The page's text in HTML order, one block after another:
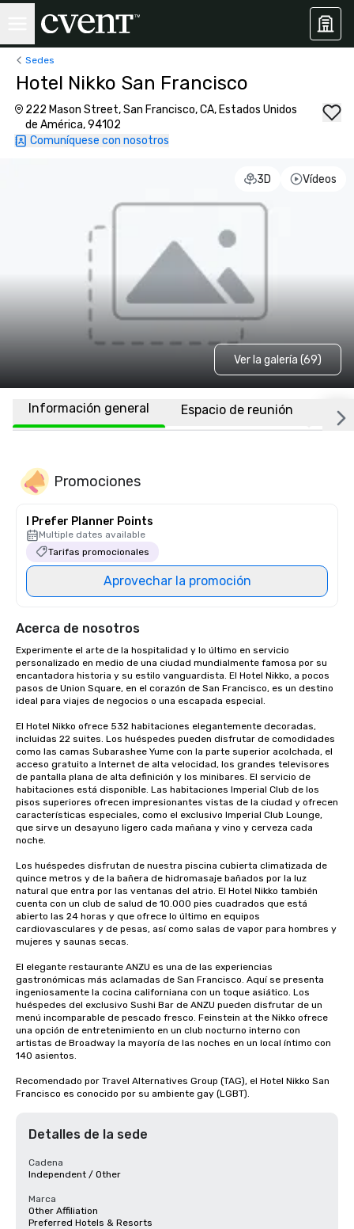
Sedes
Hotel Nikko San Francisco
222 Mason Street, San Francisco, CA, Estados Unidos
de América, 94102
Comuníquese con nosotros
3D Vídeos
Ver la galería (69)
Información general Espacio de reunión
Promociones
I Prefer Planner Points
Multiple dates available
Tarifas promocionales
Aprovechar la promoción
Acerca de nosotros
Experimente el arte de la hospitalidad y lo último en servicio
personalizado en medio de una ciudad mundialmente famosa por su
encantadora historia y su estilo vanguardista. El Hotel Nikko, a pocos
pasos de Union Square, en el corazón de San Francisco, es un destino
ideal para viajes de negocios o una escapada especial.
El Hotel Nikko ofrece 532 habitaciones elegantemente decoradas,
incluidas 22 suites. Los huéspedes pueden disfrutar de comodidades
como las camas Subarashee Yume con la parte superior acolchada, el
acceso gratuito a Internet de alta velocidad, los grandes televisores
de pantalla plana de alta definición y los minibares. El servicio de
habitaciones está disponible. Las habitaciones Imperial Club de los
pisos superiores ofrecen impresionantes vistas de la ciudad y ofrecen
características especiales, como el exclusivo Imperial Club Lounge,
que sirve un desayuno ligero cada mañana y vino y cerveza cada
noche.
Los huéspedes disfrutan de nuestra piscina cubierta climatizada de
quince metros y de la bañera de hidromasaje bañados por la luz
natural que entra por las ventanas del atrio. El Hotel Nikko también
cuenta con un club de salud de 10.000 pies cuadrados que está
abierto las 24 horas y que ofrece lo último en equipos
cardiovasculares y de pesas, así como salas de vapor para hombres y
mujeres y saunas secas.
El elegante restaurante ANZU es una de las experiencias
gastronómicas más aclamadas de San Francisco. Aquí se presenta
ingeniosamente la cocina californiana con un toque asiático. Los
huéspedes del exclusivo Sushi Bar de ANZU pueden disfrutar de un
menú incomparable de pescado fresco. Feinstein at the Nikko ofrece
una opción de entretenimiento en un club nocturno interno con
artistas de Broadway la mayoría de las noches en un local íntimo con
140 asientos.
Recomendado por Travel Alternatives Group (TAG), el Hotel Nikko San
Francisco es conocido por su ambiente gay (LGBT).
Detalles de la sede
Cadena
Independent / Other
Marca
Other Affiliation
Preferred Hotels & Resorts